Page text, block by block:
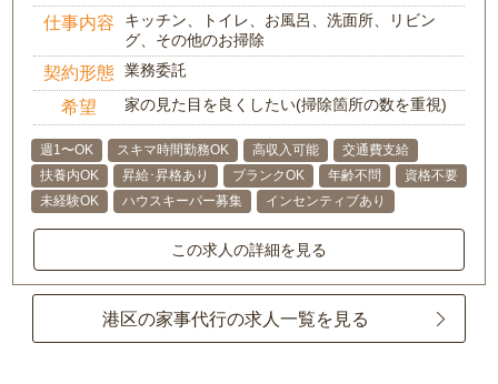
仕事内容
キッチン、トイレ、お風呂、洗面所、リビン
グ、その他のお掃除
契約形態 業務委託
希望 家の見た目を良くしたい(掃除箇所の数を重視)
週1〜OK スキマ時間勤務OK 高収入可能
交通費支給
扶養内OK
昇給･昇格あり ブランクOK 年齢不問
資格不要
未経験OK
ハウスキーパー募集 インセンティブあり
この求人の詳細を見る
港区の家事代行の求人一覧を見る